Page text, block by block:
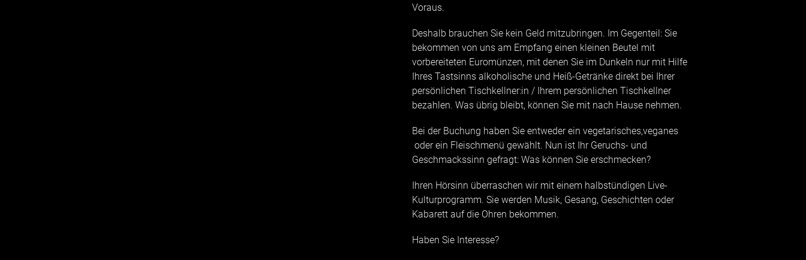
Voraus.
Deshalb brauchen Sie kein Geld mitzubringen. Im Gegenteil: Sie
bekommen von uns am Empfang einen kleinen Beutel mit
vorbereiteten Euromünzen, mit denen Sie im Dunkeln nur mit Hilfe
Ihres Tastsinns alkoholische und Heiß-Getränke direkt bei Ihrer
persönlichen Tischkellner:in / Ihrem persönlichen Tischkellner
bezahlen. Was übrig bleibt, können Sie mit nach Hause nehmen.
Bei der Buchung haben Sie entweder ein vegetarisches,veganes
oder ein Fleischmenü gewählt. Nun ist Ihr Geruchs- und
Geschmackssinn gefragt: Was können Sie erschmecken?
Ihren Hörsinn überraschen wir mit einem halbstündigen Live-
Kulturprogramm. Sie werden Musik, Gesang, Geschichten oder
Kabarett auf die Ohren bekommen.
Haben Sie Interesse?